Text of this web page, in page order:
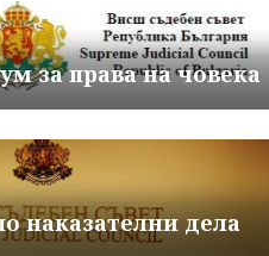
за права на човека
наказателни дела